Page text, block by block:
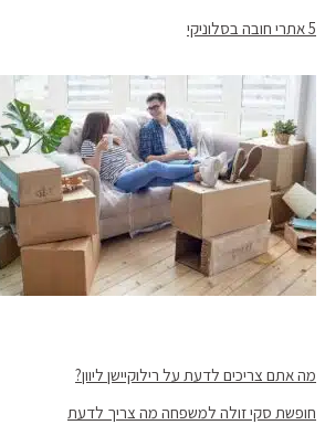
5 אתרי חובה בסלוניקי
מה אתם צריכים לדעת על רילוקיישן ליוון?
חופשת סקי זולה למשפחה מה צריך לדעת